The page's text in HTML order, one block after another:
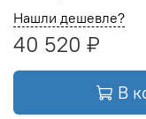
Нашли дешевле?
40 520 ₽
В